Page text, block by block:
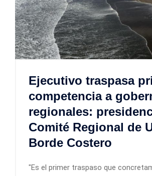
Ejecutivo traspasa
competencia a
regionales:
Comité Regional de
Borde Costero
"Es el primer traspaso que